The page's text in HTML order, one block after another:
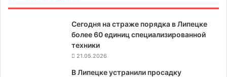
Сегодня на страже порядка в Липецке
более 60 единиц специализированной
техники
21.05.2026
В Липецке устранили просадку